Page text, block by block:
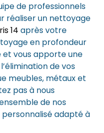
de professionnels
réaliser un nettoyage
14 après votre
en profondeur
vous apporte une
de vos
meubles, métaux et
pas à nous
de nos
adapté à